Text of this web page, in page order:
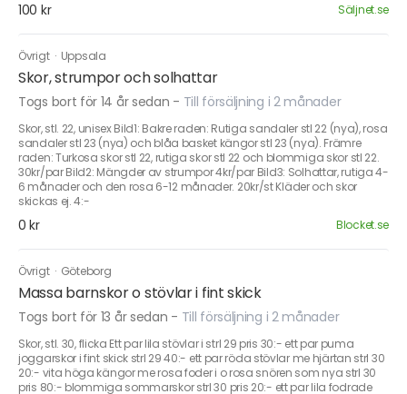
100 kr Säljnet.se
Övrigt · Uppsala
Skor, strumpor och solhattar
Togs bort för 14 år sedan - Till försäljning i 2 månader
Skor, stl. 22, unisex Bild1: Bakre raden: Rutiga sandaler stl 22 (nya), rosa
sandaler stl 23 (nya) och blåa basket kängor stl 23 (nya). Främre
raden: Turkosa skor stl 22, rutiga skor stl 22 och blommiga skor stl 22.
30kr/par Bild2: Mängder av strumpor 4kr/par Bild3: Solhattar, rutiga 4-
6 månader och den rosa 6-12 månader. 20kr/st Kläder och skor
skickas ej. 4:-
0 kr Blocket.se
Övrigt · Göteborg
Massa barnskor o stövlar i fint skick
Togs bort för 13 år sedan - Till försäljning i 2 månader
Skor, stl. 30, flicka Ett par lila stövlar i strl 29 pris 30:- ett par puma
joggarskor i fint skick strl 29 40:- ett par röda stövlar me hjärtan strl 30
20:- vita höga kängor me rosa foder i o rosa snören som nya strl 30
pris 80:- blommiga sommarskor strl 30 pris 20:- ett par lila fodrade